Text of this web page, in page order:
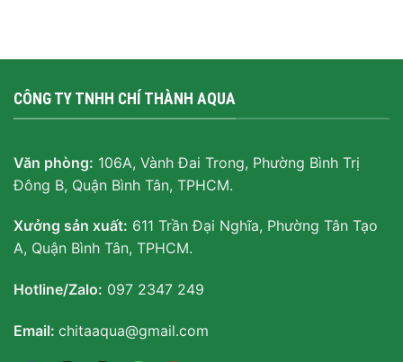
CÔNG TY TNHH CHÍ THÀNH AQUA
Văn phòng: 106A, Vành Đai Trong, Phường Bình Trị
Đông B, Quận Bình Tân, TPHCM.
Xưởng sản xuất: 611 Trần Đại Nghĩa, Phường Tân Tạo
A, Quận Bình Tân, TPHCM.
Hotline/Zalo: 097 2347 249
Email: chitaaqua@gmail.com